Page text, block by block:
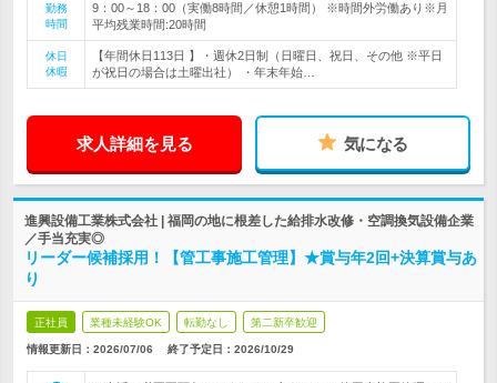
勤務
時間
9：00～18：00（実働8時間／休憩1時間） ※時間外労働あり※月
平均残業時間:20時間
休日
休暇
【年間休日113日 】・週休2日制（日曜日、祝日、その他 ※平日
が祝日の場合は土曜出社） ・年末年始…
求人詳細を見る 気になる
進興設備工業株式会社 | 福岡の地に根差した給排水改修・空調換気設備企業
／手当充実◎
リーダー候補採用！【管工事施工管理】★賞与年2回+決算賞与あ
り
正社員 業種未経験OK 転勤なし 第二新卒歓迎
情報更新日：2026/07/06 終了予定日： 2026/10/29